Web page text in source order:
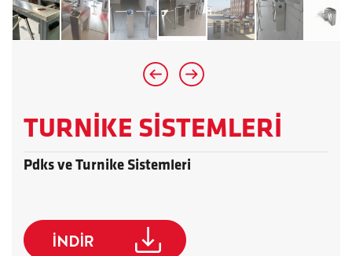
TURNİKE SİSTEMLERİ
Pdks ve Turnike Sistemleri